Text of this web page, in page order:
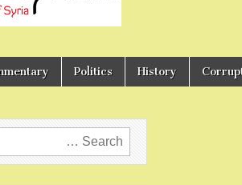
History
Politics
Search
for: